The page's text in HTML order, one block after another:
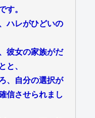
す。
ハレがひどいの
彼女の家族がだ
と、
、自分の選択が
信させられまし